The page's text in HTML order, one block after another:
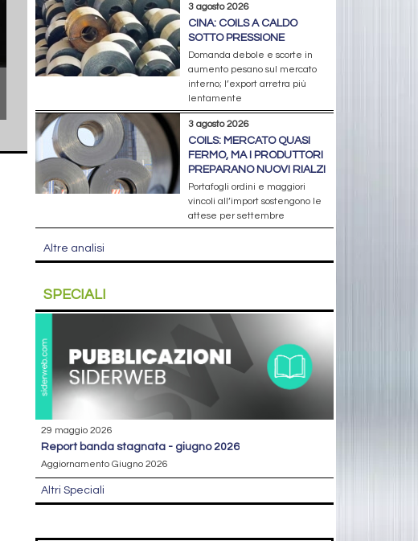
3 agosto 2026
CINA: COILS A CALDO
SOTTO PRESSIONE
Domanda debole e scorte in
aumento pesano sul mercato
interno; l’export arretra più
lentamente
3 agosto 2026
COILS: MERCATO QUASI
FERMO, MA I PRODUTTORI
PREPARANO NUOVI RIALZI
Portafogli ordini e maggiori
vincoli all’import sostengono le
attese per settembre
Altre analisi
SPECIALI
29 maggio 2026
report banda stagnata - giugno 2026
Aggiornamento Giugno 2026
Altri Speciali